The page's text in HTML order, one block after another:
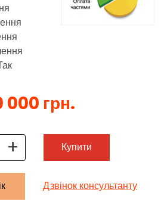
000 грн.
+ Купити
Дзвінок консультанту